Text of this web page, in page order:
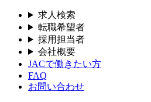
求人検索
転職希望者
採用担当者
会社概要
JACで働きたい方
FAQ
お問い合わせ